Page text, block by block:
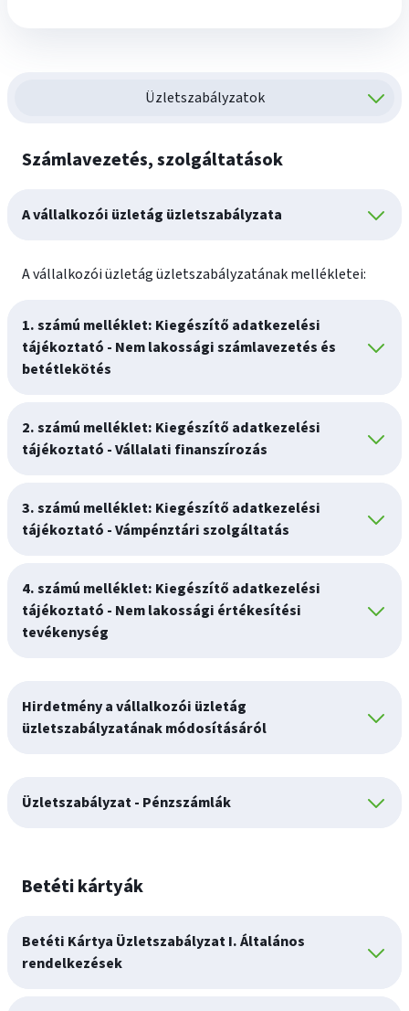
Üzletszabályzatok
Számlavezetés, szolgáltatások
A vállalkozói üzletág üzletszabályzata
A vállalkozói üzletág üzletszabályzatának mellékletei:
1. számú melléklet: Kiegészítő adatkezelési
tájékoztató - Nem lakossági számlavezetés és
betétlekötés
2. számú melléklet: Kiegészítő adatkezelési
tájékoztató - Vállalati finanszírozás
3. számú melléklet: Kiegészítő adatkezelési
tájékoztató - Vámpénztári szolgáltatás
4. számú melléklet: Kiegészítő adatkezelési
tájékoztató - Nem lakossági értékesítési
tevékenység
Hirdetmény a vállalkozói üzletág
üzletszabályzatának módosításáról
Üzletszabályzat - Pénzszámlák
Betéti kártyák
Betéti Kártya Üzletszabályzat I. Általános
rendelkezések